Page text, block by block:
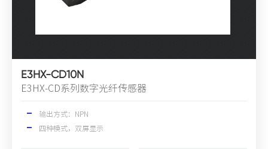
E3HX-CD10N
E3HX-CD系列数字光纤传感器
输出方式：NPN
四种模式，双屏显示